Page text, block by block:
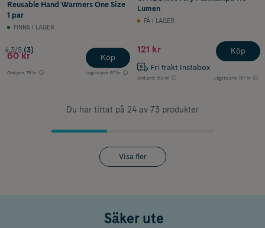
Reusable Hand Warmers One Size
1 par
FINNS I LAGER
4.3/5 (3)
60 kr
Ord.pris 79 kr Lägsta pris 67 kr
Köp
Lumen
FÅ I LAGER
121 kr
Fri frakt Instabox
Ord.pris 159 kr Lägsta pris 157 kr
Köp
Du har tittat på 24 av 73 produkter
Visa fler
Säker ute